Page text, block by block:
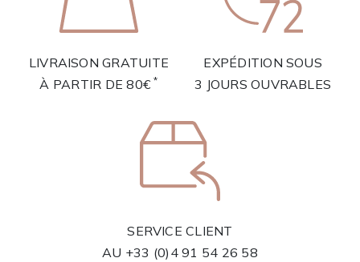
LIVRAISON GRATUITE
À PARTIR DE 80€ *
EXPÉDITION SOUS
3 JOURS OUVRABLES
SERVICE CLIENT
AU +33 (0)4 91 54 26 58